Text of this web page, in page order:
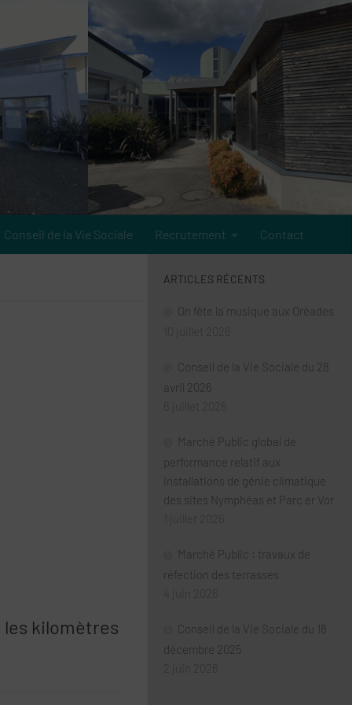
Conseil de la Vie Sociale Recrutement Contact
les kilomètres
ARTICLES RÉCENTS
On fête la musique aux Oréades
Conseil de la Vie Sociale du 28
avril 2026
Marché Public global de
performance relatif aux
installations de génie climatique
des sites Nymphéas et Parc er Vor
Marché Public : travaux de
réfection des terrasses
Conseil de la Vie Sociale du 18
décembre 2025